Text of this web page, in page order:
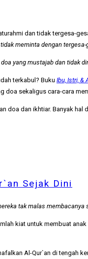
dan tidak tergesa-
meminta dengan tergesa-
doa yang mustajab dan tidak
terkabul? Buku Ibu, Istri, &
sekaligus cara-cara
doa dan ikhtiar. Banyak
Sejak Dini
tak malas
kiat untuk membuat
Al-Qur`an di tengah